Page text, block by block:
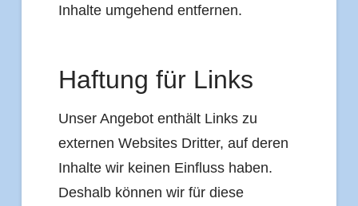
Inhalte umgehend entfernen.
Haftung für Links
Unser Angebot enthält Links zu
externen Websites Dritter, auf deren
Inhalte wir keinen Einfluss haben.
Deshalb können wir für diese